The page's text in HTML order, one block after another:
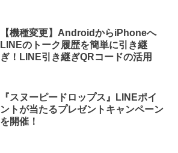
【機種変更】AndroidからiPhoneへ
LINEのトーク履歴を簡単に引き継
ぎ！LINE引き継ぎQRコードの活用
『スヌーピードロップス』LINEポイ
ントが当たるプレゼントキャンペーン
を開催！